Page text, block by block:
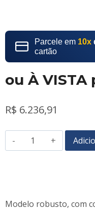
Parcele em 10x
cartão
ou À VISTA
R$ 6.236,91
Modelo robusto, com